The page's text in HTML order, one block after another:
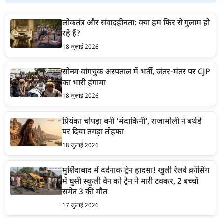
लोकतंत्र और संवादहीनता: क्या हम फिर से गुलाम हो
रहे हैं?
18 जुलाई 2026
सोनम वांगचुक अस्पताल में भर्ती, जंतर-मंतर पर CJP
का भारी हंगामा
18 जुलाई 2026
प्रियंका चोपड़ा बनीं ‘मंदाकिनी’, राजामौली ने बर्थडे
पर दिया तगड़ा तोहफा
18 जुलाई 2026
मुर्शिदाबाद में दर्दनाक ट्रेन हादसा! खुली रेलवे क्रॉसिंग
में घुसी स्कूली वैन को ट्रेन ने मारी टक्कर, 2 बच्चों
समेत 3 की मौत
17 जुलाई 2026